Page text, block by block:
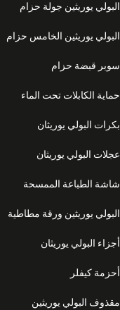
البولي يوريثين جولة حزام
البولي يوريثين الخامس حزام
سوبر قبضة حزام
حماية الكابلات تحت الماء
بكرات البولي يوريثان
عجلات البولي يوريثان
شاشة الطباعة الممسحة
البولي يوريثين ورقة مطاطية
أجزاء البولي يوريثان
أحزمة كيفلر
مقذوف البولي يوريثين